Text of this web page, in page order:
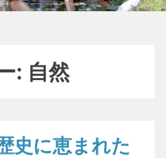
: 自然
史に恵まれた